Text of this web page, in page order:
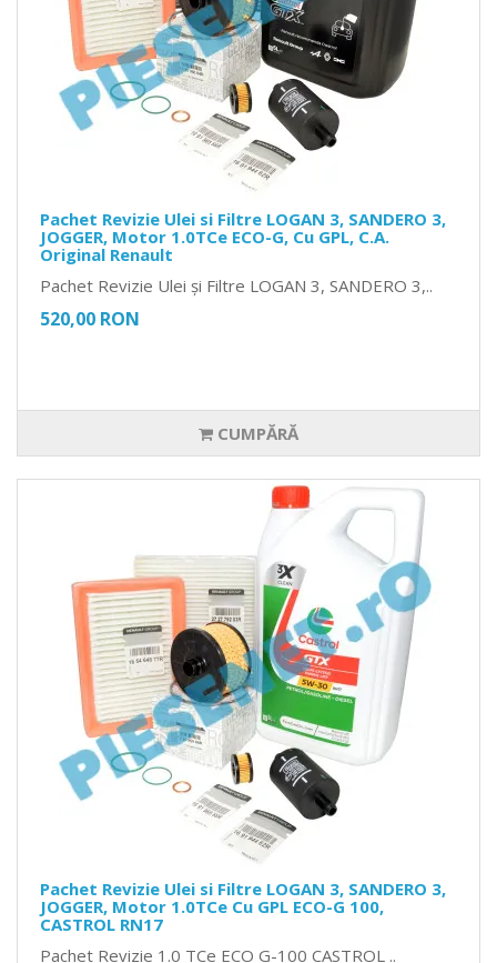
Pachet Revizie Ulei si Filtre LOGAN 3, SANDERO 3,
JOGGER, Motor 1.0TCe ECO-G, Cu GPL, C.A.
Original Renault
Pachet Revizie Ulei și Filtre LOGAN 3, SANDERO 3,..
520,00 RON
CUMPĂRĂ
Pachet Revizie Ulei si Filtre LOGAN 3, SANDERO 3,
JOGGER, Motor 1.0TCe Cu GPL ECO-G 100,
CASTROL RN17
Pachet Revizie 1.0 TCe ECO G-100 CASTROL ..